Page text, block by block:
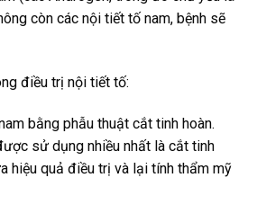
còn các nội tiết tố nam, bệnh sẽ
điều trị nội tiết tố:
bằng phẫu thuật cắt tinh hoàn.
sử dụng nhiều nhất là cắt tinh
hiệu quả điều trị và lại tính thẩm mỹ